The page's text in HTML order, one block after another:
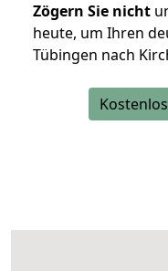
Zögern Sie nicht
heute, um Ihren
Tübingen nach